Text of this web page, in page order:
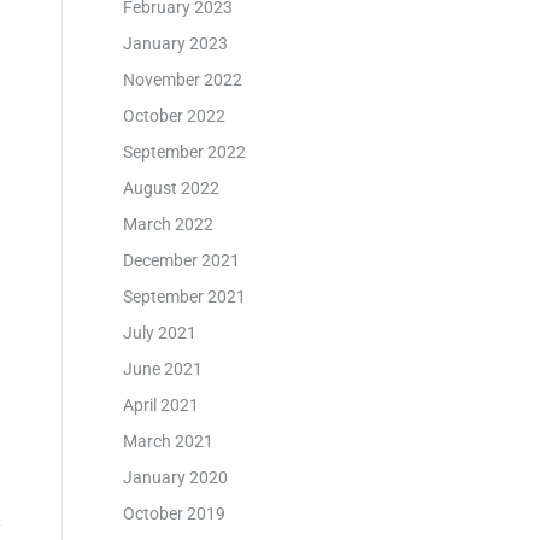
February 2023
January 2023
November 2022
October 2022
September 2022
August 2022
March 2022
December 2021
September 2021
July 2021
June 2021
April 2021
March 2021
January 2020
October 2019